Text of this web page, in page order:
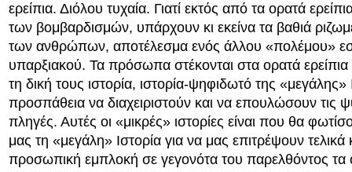
ερείπια. Διόλου τυχαία. Γιατί εκτός από τα ορατά
των βομβαρδισμών, υπάρχουν κι εκείνα τα βαθιά
των ανθρώπων, αποτέλεσμα ενός άλλου «πολέμου»
υπαρξιακού. Τα πρόσωπα στέκονται στα ορατά ερείπια
τη δική τους ιστορία, ιστορία-ψηφιδωτό της «μεγάλης»
προσπάθεια να διαχειριστούν και να επουλώσουν τις
πληγές. Αυτές οι «μικρές» ιστορίες είναι που θα
μας τη «μεγάλη» Ιστορία για να μας επιτρέψουν τελικά
προσωπική εμπλοκή σε γεγονότα του παρελθόντος τα